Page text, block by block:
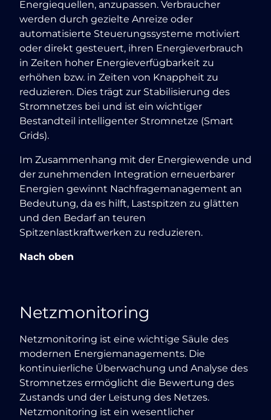
Energiequellen, anzupassen. Verbraucher
werden durch gezielte Anreize oder
automatisierte Steuerungssysteme motiviert
oder direkt gesteuert, ihren Energieverbrauch
in Zeiten hoher Energieverfügbarkeit zu
erhöhen bzw. in Zeiten von Knappheit zu
reduzieren. Dies trägt zur Stabilisierung des
Stromnetzes bei und ist ein wichtiger
Bestandteil intelligenter Stromnetze (Smart
Grids).
Im Zusammenhang mit der Energiewende und
der zunehmenden Integration erneuerbarer
Energien gewinnt Nachfragemanagement an
Bedeutung, da es hilft, Lastspitzen zu glätten
und den Bedarf an teuren
Spitzenlastkraftwerken zu reduzieren.
Nach oben
Netzmonitoring
Netzmonitoring ist eine wichtige Säule des
modernen Energiemanagements. Die
kontinuierliche Überwachung und Analyse des
Stromnetzes ermöglicht die Bewertung des
Zustands und der Leistung des Netzes.
Netzmonitoring ist ein wesentlicher